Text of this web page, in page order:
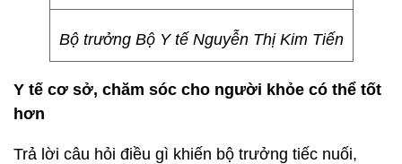
Bộ trưởng Bộ Y tế Nguyễn Thị Kim Tiến
Y tế cơ sở, chăm sóc cho người khỏe có thể tốt
hơn
Trả lời câu hỏi điều gì khiến bộ trưởng tiếc nuối,